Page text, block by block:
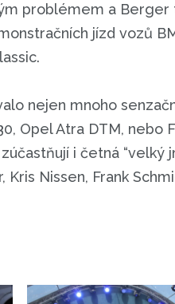
problémem a Berger
jízd vozů
nejen mnoho
Opel Atra DTM, nebo
i četná “velký
Kris Nissen, Frank